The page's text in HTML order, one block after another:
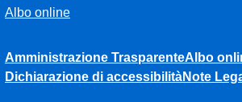
Albo online
Amministrazione TrasparenteAlbo
Dichiarazione di accessibilitàNote